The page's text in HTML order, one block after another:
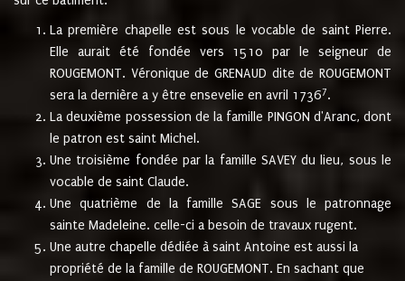
La première chapelle est sous le vocable de saint Pierre.
Elle aurait été fondée vers 1510 par le seigneur de
ROUGEMONT. Véronique de GRENAUD dite de ROUGEMONT
sera la dernière a y être ensevelie en avril 17367.
La deuxième possession de la famille PINGON d'Aranc, dont
le patron est saint Michel.
Une troisième fondée par la famille SAVEY du lieu, sous le
vocable de saint Claude.
Une quatrième de la famille SAGE sous le patronnage
sainte Madeleine. celle-ci a besoin de travaux rugent.
Une autre chapelle dédiée à saint Antoine est aussi la
propriété de la famille de ROUGEMONT. En sachant que